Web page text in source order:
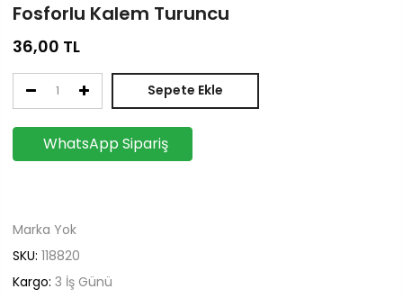
Fosforlu Kalem Turuncu
36,00 TL
Sepete Ekle
WhatsApp Sipariş
Marka Yok
SKU: 118820
Kargo: 3 İş Günü